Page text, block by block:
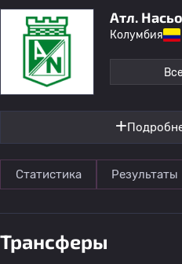
Атл.
Колумбия
Статистика Результаты
Трансферы